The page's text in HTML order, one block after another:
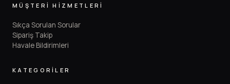
MÜŞTERİ HİZMETLERİ
Sıkça Sorulan Sorular
Sipariş Takip
Havale Bildirimleri
KATEGORİLER